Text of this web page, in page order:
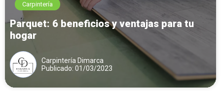
Carpintería
Parquet: 6 beneficios y ventajas para tu
hogar
Carpintería Dimarca
Publicado: 01/03/2023